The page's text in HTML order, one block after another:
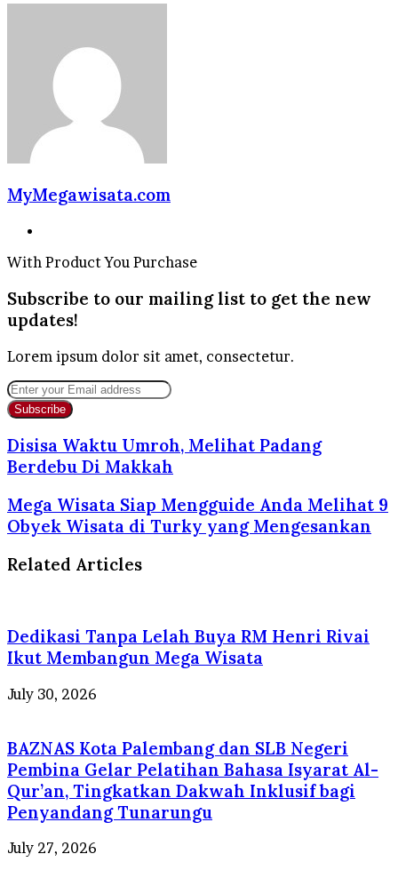
MyMegawisata.com
With Product You Purchase
Subscribe to our mailing list to get the new
updates!
Lorem ipsum dolor sit amet, consectetur.
Enter
your
Email
address
Disisa Waktu Umroh, Melihat Padang
Berdebu Di Makkah
Mega Wisata Siap Mengguide Anda Melihat 9
Obyek Wisata di Turky yang Mengesankan
Related Articles
Dedikasi Tanpa Lelah Buya RM Henri Rivai
Ikut Membangun Mega Wisata
July 30, 2026
BAZNAS Kota Palembang dan SLB Negeri
Pembina Gelar Pelatihan Bahasa Isyarat Al-
Qur’an, Tingkatkan Dakwah Inklusif bagi
Penyandang Tunarungu
July 27, 2026